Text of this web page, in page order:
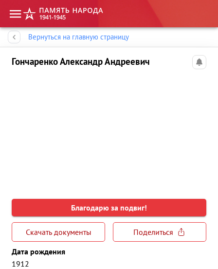
Вернуться на главную страницу
Гончаренко Александр Андреевич
Благодарю за подвиг!
Скачать документы
Поделиться
Дата рождения
1912
Память народа